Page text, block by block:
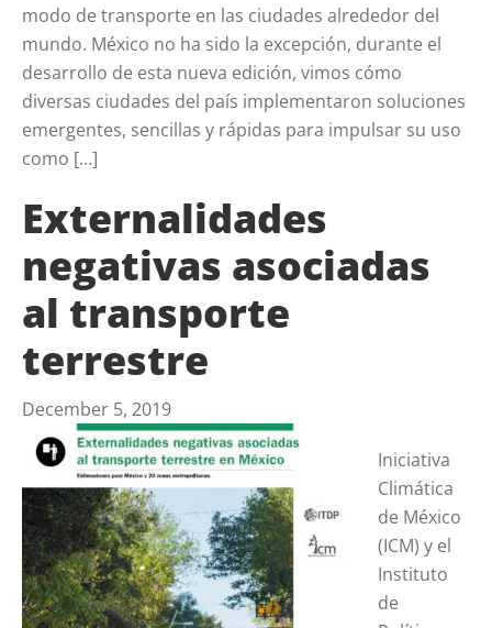
modo de transporte en las ciudades alrededor del
mundo. México no ha sido la excepción, durante el
desarrollo de esta nueva edición, vimos cómo
diversas ciudades del país implementaron soluciones
emergentes, sencillas y rápidas para impulsar su uso
como […]
Externalidades
negativas asociadas
al transporte
terrestre
December 5, 2019
Iniciativa
Climática
de México
(ICM) y el
Instituto
de